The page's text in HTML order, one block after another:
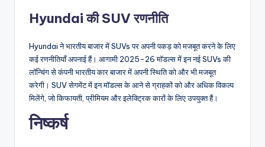
Hyundai की SUV रणनीति
Hyundai ने भारतीय बाजार में SUVs पर अपनी पकड़ को मजबूत करने के लिए
कई रणनीतियाँ अपनाई हैं। आगामी 2025-26 मॉडल्स में इन नई SUVs की
लॉन्चिंग से कंपनी भारतीय कार बाजार में अपनी स्थिति को और भी मजबूत
करेगी। SUV सेगमेंट में इन मॉडल्स के आने से ग्राहकों को और अधिक विकल्प
मिलेंगे, जो किफायती, प्रीमियम और इलेक्ट्रिक कारों के लिए उपयुक्त हैं।
निष्कर्ष